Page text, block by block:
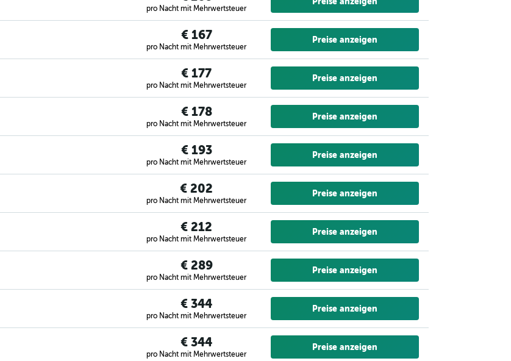
pro Nacht mit Mehrwertsteuer
€ 167
pro Nacht mit Mehrwertsteuer
Preise anzeigen
€ 177
pro Nacht mit Mehrwertsteuer
Preise anzeigen
€ 178
pro Nacht mit Mehrwertsteuer
Preise anzeigen
€ 193
pro Nacht mit Mehrwertsteuer
Preise anzeigen
€ 202
pro Nacht mit Mehrwertsteuer
Preise anzeigen
€ 212
pro Nacht mit Mehrwertsteuer
Preise anzeigen
€ 289
pro Nacht mit Mehrwertsteuer
Preise anzeigen
€ 344
pro Nacht mit Mehrwertsteuer
Preise anzeigen
€ 344
pro Nacht mit Mehrwertsteuer
Preise anzeigen